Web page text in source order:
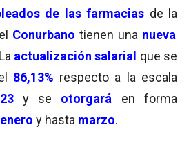
de las farmacias de la
Conurbano tienen una nueva
actualización salarial que se
86,13% respecto a la escala
y se otorgará
en forma
enero y hasta marzo.